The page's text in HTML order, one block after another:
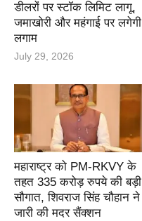
डीलरों पर स्टॉक लिमिट लागू,
जमाखोरी और महंगाई पर लगेगी
लगाम
July 29, 2026
महाराष्ट्र को PM-RKVY के
तहत 335 करोड़ रुपये की बड़ी
सौगात, शिवराज सिंह चौहान ने
जारी की मदर सैंक्शन